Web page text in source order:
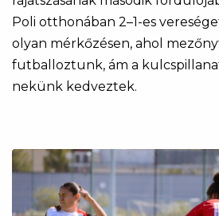
Poli otthonában 2–1-es
olyan mérkőzésen, ahol
futballoztunk, ám a
nekünk kedveztek.